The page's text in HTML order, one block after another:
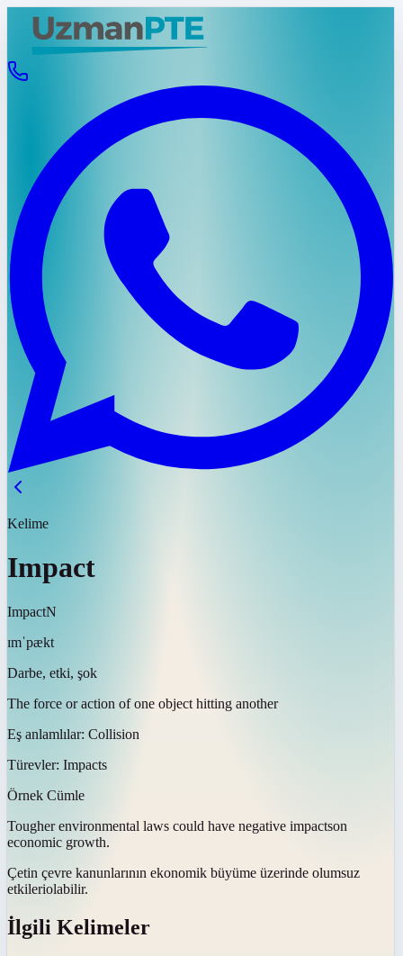
Kelime
Impact
ImpactN
ɪmˈpækt
Darbe, etki, şok
The force or action of one object hitting another
Eş anlamlılar: Collision
Türevler: Impacts
Örnek Cümle
Tougher environmental laws could have negative impactson
economic growth.
Çetin çevre kanunlarının ekonomik büyüme üzerinde olumsuz
etkileriolabilir.
İlgili Kelimeler